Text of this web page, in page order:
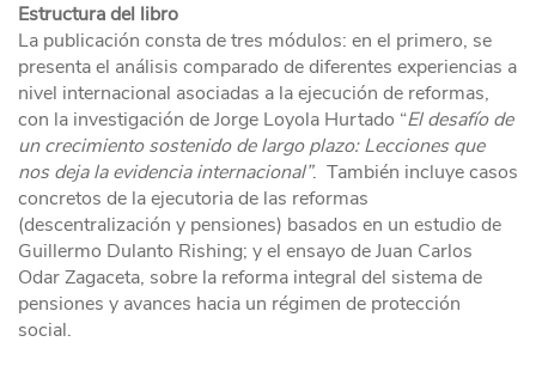
Estructura del libro
La publicación consta de tres módulos: en el primero, se
presenta el análisis comparado de diferentes experiencias a
nivel internacional asociadas a la ejecución de reformas,
con la investigación de Jorge Loyola Hurtado “El desafío de
un crecimiento sostenido de largo plazo: Lecciones que
nos deja la evidencia internacional”. También incluye casos
concretos de la ejecutoria de las reformas
(descentralización y pensiones) basados en un estudio de
Guillermo Dulanto Rishing; y el ensayo de Juan Carlos
Odar Zagaceta, sobre la reforma integral del sistema de
pensiones y avances hacia un régimen de protección
social.